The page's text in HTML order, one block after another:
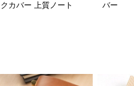
クカバー 上質ノート
バー